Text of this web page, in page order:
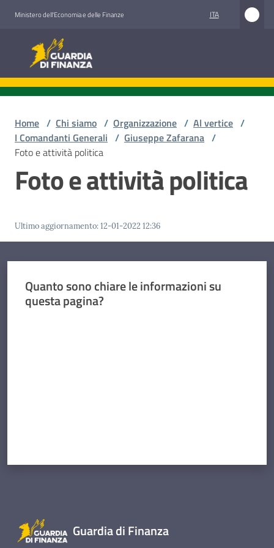
Ministero dell'Economia e delle Finanze ITA
Guardia di Finanza
Guardia di Finanza
siamo
Cosa
facciamo
Comunicazione
media
Concorsi
Contatti
Seguici
su
Home / Chi siamo / Organizzazione / Al vertice /
I Comandanti Generali / Giuseppe Zafarana /
Foto e attività politica
Foto e attività politica
Ultimo aggiornamento:12-01-2022 12:36
Quanto sono chiare le informazioni su
questa pagina?
Guardia di Finanza